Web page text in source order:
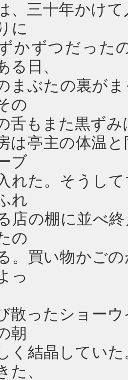
、三十年かけて
に
かずつだった
る日、
まぶたの裏が
の
舌もまた黒ず
は亭主の体温と
ブ
れた。そうし
れ
店の棚に並べ
の
。買い物かご
っ
散ったショーウ
朝
く結晶してい
た、